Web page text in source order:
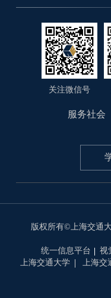
关注微信号
服务社会
版权所有©上海交通
统一信息平台 视
上海交通大学 上海